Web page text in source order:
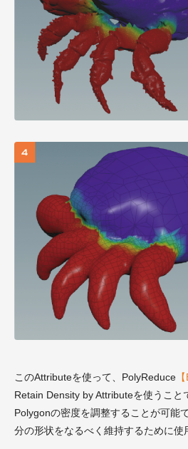
このAttributeを使って、PolyReduce
Retain Density by Attributeを使うこと
Polygonの密度を調整することが可能
分の形状をなるべく維持するために使